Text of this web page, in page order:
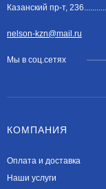
Казанский пр-т, 236...........
nelson-kzn@mail.ru
Мы в соц.сетях
КОМПАНИЯ
Оплата и доставка
Наши услуги​